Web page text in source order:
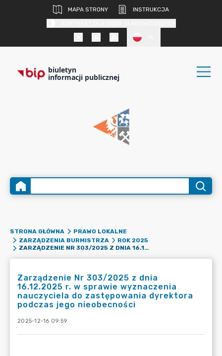
MAPA STRONY
INSTRUKCJA
biuletyn
informacji publicznej
STRONA GŁÓWNA
PRAWO LOKALNE
ZARZĄDZENIA BURMISTRZA
ROK 2025
ZARZĄDZENIE NR 303/2025 Z DNIA 16.12.2025 R. W SPRAWIE WYZNACZENIA NAUCZYCIELA DO ZASTĘPOWANIA DYREKTORA PODCZAS JEGO NIEOBECNOŚCI
Zarządzenie Nr 303/2025 z dnia
16.12.2025 r. w sprawie wyznaczenia
nauczyciela do zastępowania dyrektora
podczas jego nieobecności
2025-12-16 09:59